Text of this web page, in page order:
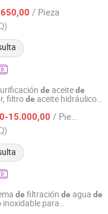
/ Pieza
de aceitede
filtrode aceite hidráulico,
defábrica
15.000,00 / Pieza
Co., Ltd
2025
de filtración de agua de
inoxidable para
Equipment Co.,